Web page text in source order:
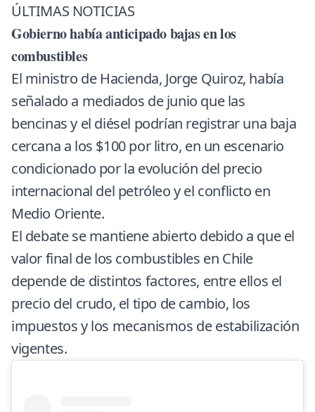
ÚLTIMAS NOTICIAS
Gobierno había anticipado bajas en los
combustibles
El ministro de Hacienda, Jorge Quiroz, había
señalado a mediados de junio que las
bencinas y el diésel podrían registrar una baja
cercana a los $100 por litro, en un escenario
condicionado por la evolución del precio
internacional del petróleo y el conflicto en
Medio Oriente.
El debate se mantiene abierto debido a que el
valor final de los combustibles en Chile
depende de distintos factores, entre ellos el
precio del crudo, el tipo de cambio, los
impuestos y los mecanismos de estabilización
vigentes.